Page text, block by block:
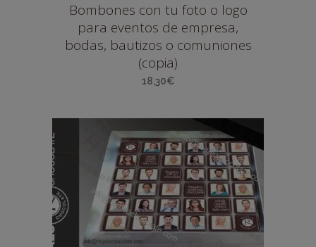
Bombones con tu foto o logo
para eventos de empresa,
bodas, bautizos o comuniones
(copia)
18,30€